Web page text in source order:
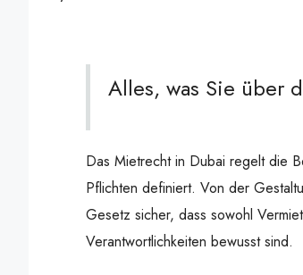
Alles, was Sie über
Das Mietrecht in Dubai regelt die
Pflichten definiert. Von der
Gesetz sicher, dass sowohl
Verantwortlichkeiten bewusst sind.